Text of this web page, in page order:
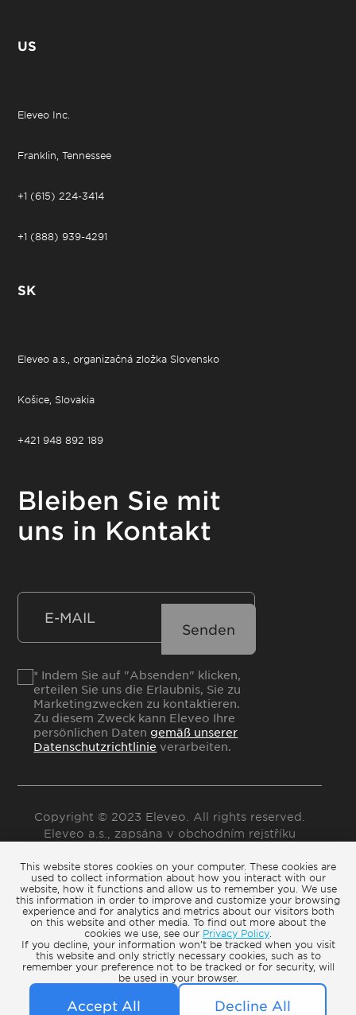
This website stores cookies on your computer. These cookies are
used to collect information about how you interact with our
website, how it functions and allow us to remember you. We use
this information in order to improve and customize your browsing
experience and for analytics and metrics about our visitors both
on this website and other media. To find out more about the
cookies we use, see our Privacy Policy
If you decline, your information won’t be tracked when you visit
this website and only strictly necessary cookies, such as to
remember your preference not to be tracked or for security, will
be used in your browser.
Accept All Decline All
US
Eleveo Inc.
Franklin, Tennessee
+1 (615) 224-3414
+1 (888) 939-4291
SK
Eleveo a.s., organizačná zložka Slovensko
Košice, Slovakia
+421 948 892 189
Bleiben Sie mit
uns in Kontakt
* Indem Sie auf "Absenden" klicken,
erteilen Sie uns die Erlaubnis, Sie zu
Marketingzwecken zu kontaktieren.
Zu diesem Zweck kann Eleveo Ihre
persönlichen Datengemäß unserer
Datenschutzrichtlinie verarbeiten.
Copyright © 2023 Eleveo. All rights reserved.
Eleveo a.s., zapsána v obchodním rejstříku
vložka 22865
Cookie Settings
Terms of Use
Privacy Policy